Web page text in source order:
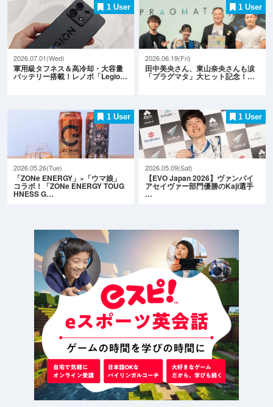
1 User
2026.07.01(Wed)
軍用級タフネス＆高冷却・大容量
バッテリー搭載！レノボ「Legio…
1 User
2026.06.19(Fri)
田中美央さん、東山奈央さんも涙
「プラグマタ」大ヒット記念！…
1 User
2026.05.26(Tue)
「ZONe ENERGY」×「ウマ娘」
コラボ！「ZONe ENERGY TOUG
HNESS G…
1 User
2026.05.09(Sat)
【EVO Japan 2026】ヴァンパイ
アセイヴァー部門優勝のKaji選手
…